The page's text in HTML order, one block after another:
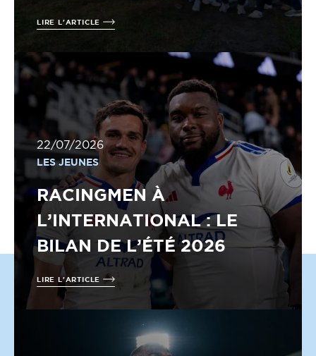
LIRE L'ARTICLE
22/07/2026
LES JEUNES
RACINGMEN À
L’INTERNATIONAL : LE
BILAN DE L’ÉTÉ 2026
LIRE L'ARTICLE